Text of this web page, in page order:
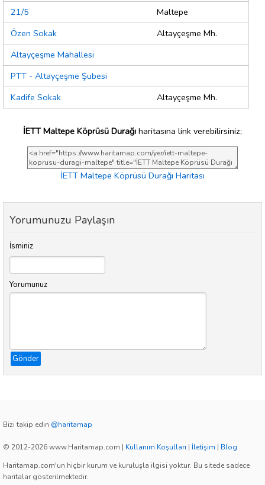
21/5
Maltepe
Özen Sokak
Altayçeşme Mh.
Altayçeşme Mahallesi
PTT - Altayçeşme Şubesi
Kadife Sokak
Altayçeşme Mh.
İETT Maltepe Köprüsü Durağı haritasına link verebilirsiniz;
İETT Maltepe Köprüsü Durağı Haritası
Yorumunuzu Paylaşın
İsminiz
Yorumunuz
Gönder
Bizi takip edin @haritamap
© 2012-2026 www.Haritamap.com | Kullanım Koşulları | İletişim | Blog
Haritamap.com'un hiçbir kurum ve kuruluşla ilgisi yoktur. Bu sitede sadece
haritalar gösterilmektedir.